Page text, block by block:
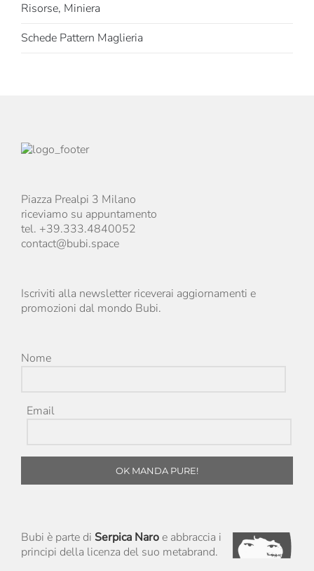
Risorse, Miniera
Schede Pattern Maglieria
Piazza Prealpi 3 Milano
riceviamo su appuntamento
tel. +39.333.4840052
contact@bubi.space
Iscriviti alla newsletter riceverai aggiornamenti e
promozioni dal mondo Bubi.
Nome
Email
OK MANDA PURE!
Bubi è parte di Serpica Naro e abbraccia i
principi della licenza del suo metabrand.